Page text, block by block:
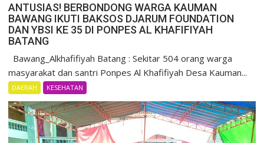
ANTUSIAS! BERBONDONG WARGA KAUMAN
BAWANG IKUTI BAKSOS DJARUM FOUNDATION
DAN YBSI KE 35 DI PONPES AL KHAFIFIYAH
BATANG
Bawang_Alkhafifiyah Batang : Sekitar 504 orang warga
masyarakat dan santri Ponpes Al Khafifiyah Desa Kauman...
DAERAH KESEHATAN